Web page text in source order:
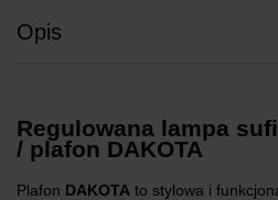
Opis
Regulowana lampa
/ plafon DAKOTA
Plafon DAKOTA to stylowa i